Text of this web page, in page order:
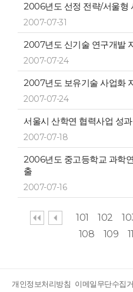
2006년도 선정 전략/서울형
2007-07-31
2007년도 신기술 연구개발
2007-07-24
2007년도 보유기술 사업화
2007-07-24
서울시 산학연 협력사업 성
2007-07-18
2006년도 중고등학교 과학
출
2007-07-16
101 102
108
109
개인정보처리방침 이메일무단수집